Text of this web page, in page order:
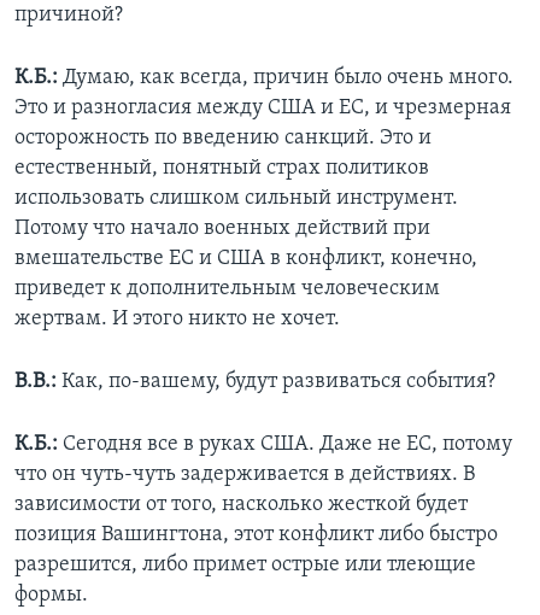
причиной?
К.Б.: Думаю, как всегда, причин было очень много.
Это и разногласия между США и ЕС, и чрезмерная
осторожность по введению санкций. Это и
естественный, понятный страх политиков
использовать слишком сильный инструмент.
Потому что начало военных действий при
вмешательстве ЕС и США в конфликт, конечно,
приведет к дополнительным человеческим
жертвам. И этого никто не хочет.
В.В.: Как, по-вашему, будут развиваться события?
К.Б.: Сегодня все в руках США. Даже не ЕС, потому
что он чуть-чуть задерживается в действиях. В
зависимости от того, насколько жесткой будет
позиция Вашингтона, этот конфликт либо быстро
разрешится, либо примет острые или тлеющие
формы.